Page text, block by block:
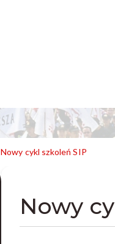
Nowy cykl szkoleń SIP
Nowy